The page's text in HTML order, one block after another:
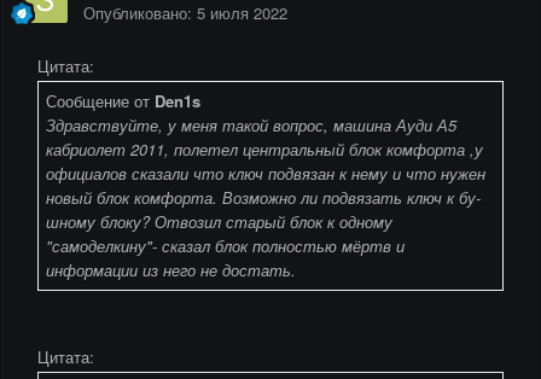
Опубликовано: 5 июля 2022
Цитата:
Сообщение от Den1s
Здравствуйте, у меня такой вопрос, машина Ауди А5
кабриолет 2011, полетел центральный блок комфорта ,у
официалов сказали что ключ подвязан к нему и что нужен
новый блок комфорта. Возможно ли подвязать ключ к бу-
шному блоку? Отвозил старый блок к одному
"самоделкину"- сказал блок полностью мёртв и
информации из него не достать.
Цитата: